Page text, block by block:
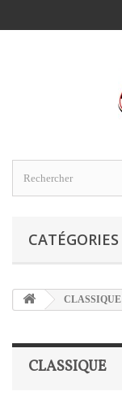
CATÉGORIES
CLASSIQUE
CLASSIQUE